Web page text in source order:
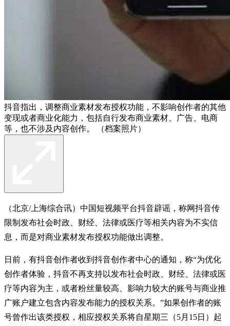
抖音指出，调整商业素材发布授权功能，不影响创作者的其他
变现或者商业化能力，包括自行发布商业素材、广告、电商
等，也不涉及内容创作。 （档案照片）
（北京/上海综合讯）中国短视频平台抖音辟谣，称网抖音传
限制发布社会时政、财经、法律或医疗等相关内容为不实信
息，而是对商业素材发布授权功能做出调整。
日前，有抖音创作者收到抖音创作者中心的通知，称“为优化
创作者体验，抖音不再支持以发布社会时政、财经、法律或医
疗等内容为主，或者粉丝量较高、影响力较大的账号与商业推
广账户建立包含内容发布能力的授权关系。”如果创作者的账
号曾作出该类授权，相应授权关系将自星期三（5月15日）起